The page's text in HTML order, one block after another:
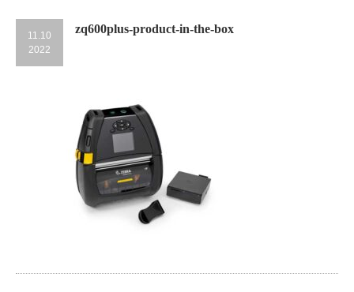
11.10
2022
zq600plus-product-in-the-box